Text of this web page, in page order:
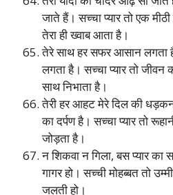
जाते हैं। सच्चा प्यार तो एक
तेरा ही ख्वाब आता है।
तेरे साथ हर सफर आसान लगता है,
लगता है। सच्चा प्यार तो जीवन
साथ निभाता है।
तेरी हर आहट मेरे दिल की धड़कन
का दर्पण है। सच्चा प्यार तो
जोड़ता है।
न शिकवा न गिला, बस प्यार का
गागर हो। सच्ची मोहब्बत तो
जलती हो।